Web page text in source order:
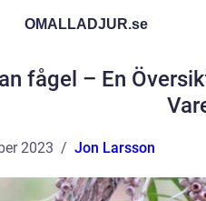
OMALLADJUR.se
fågel – En
2023 Jon Larsson